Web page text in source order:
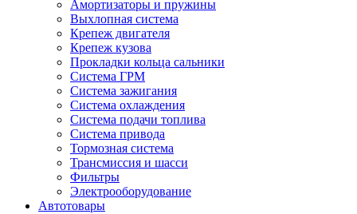
Амортизаторы и пружины
Выхлопная система
Крепеж двигателя
Крепеж кузова
Прокладки кольца сальники
Система ГРМ
Система зажигания
Система охлаждения
Система подачи топлива
Система привода
Тормозная система
Трансмиссия и шасси
Фильтры
Электрооборудование
Автотовары